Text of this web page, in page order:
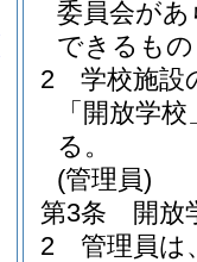
委員会が
できるも
2
学校施設
「開放学
る。
(管理員)
第3条
開放
2
管理員は